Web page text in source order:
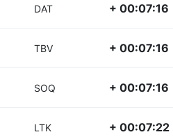
DAT + 00:07:16
TBV + 00:07:16
SOQ + 00:07:16
LTK + 00:07:22